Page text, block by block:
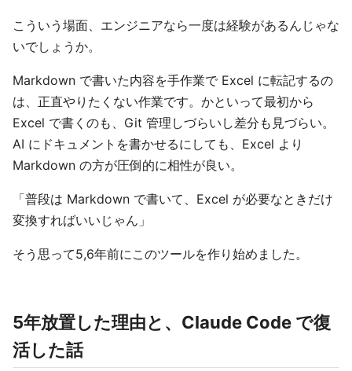
こういう場面、エンジニアなら一度は経験があるんじゃな
いでしょうか。
Markdown で書いた内容を手作業で Excel に転記するの
は、正直やりたくない作業です。かといって最初から
Excel で書くのも、Git 管理しづらいし差分も見づらい。
AI にドキュメントを書かせるにしても、Excel より
Markdown の方が圧倒的に相性が良い。
「普段は Markdown で書いて、Excel が必要なときだけ
変換すればいいじゃん」
そう思って5,6年前にこのツールを作り始めました。
5年放置した理由と、Claude Code で復
活した話